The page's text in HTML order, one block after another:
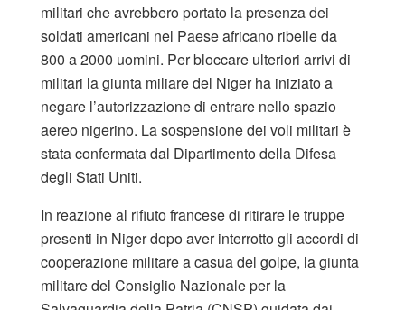
militari che avrebbero portato la presenza dei
soldati americani nel Paese africano ribelle da
800 a 2000 uomini. Per bloccare ulteriori arrivi di
militari la giunta miliare del Niger ha iniziato a
negare l’autorizzazione di entrare nello spazio
aereo nigerino. La sospensione dei voli militari è
stata confermata dal Dipartimento della Difesa
degli Stati Uniti.
In reazione al rifiuto francese di ritirare le truppe
presenti in Niger dopo aver interrotto gli accordi di
cooperazione militare a casua del golpe, la giunta
militare del Consiglio Nazionale per la